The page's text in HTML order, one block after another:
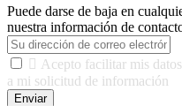
Puede darse de baja en
nuestra información de
 Acepto facilitar mis
a mi solicitud de información
Enviar